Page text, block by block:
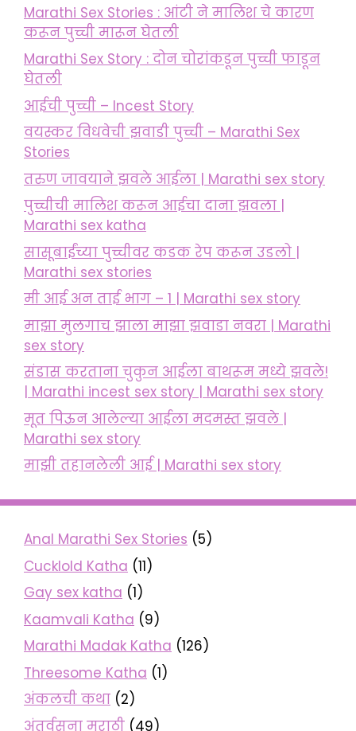
Marathi Sex Stories : आंटी ने मालिश चे कारण
करून पुच्ची मारून घेतली
Marathi Sex Story : दोन चोरांकडून पुच्ची फाडून
घेतली
आईची पुच्ची – Incest Story
वयस्कर विधवेची झवाडी पुच्ची – Marathi Sex
Stories
तरुण जावयाने झवले आईला | Marathi sex story
पुच्चीची मालिश करून आईचा दाना झवला |
Marathi sex katha
सासूबाईंच्या पुच्चीवर कडक रेप करून उडलो |
Marathi sex stories
मी आई अन ताई भाग – 1 | Marathi sex story
माझा मुलगाच झाला माझा झवाडा नवरा | Marathi
sex story
संडास करताना चुकुन आईला बाथरूम मध्ये झवले!
| Marathi incest sex story | Marathi sex story
मूत पिऊन आलेल्या आईला मदमस्त झवले |
Marathi sex story
माझी तहानलेली आई | Marathi sex story
Anal Marathi Sex Stories (5)
Cucklold Katha (11)
Gay sex katha (1)
Kaamvali Katha (9)
Marathi Madak Katha (126)
Threesome Katha (1)
अंकलची कथा (2)
अंतर्वसना मराठी (49)